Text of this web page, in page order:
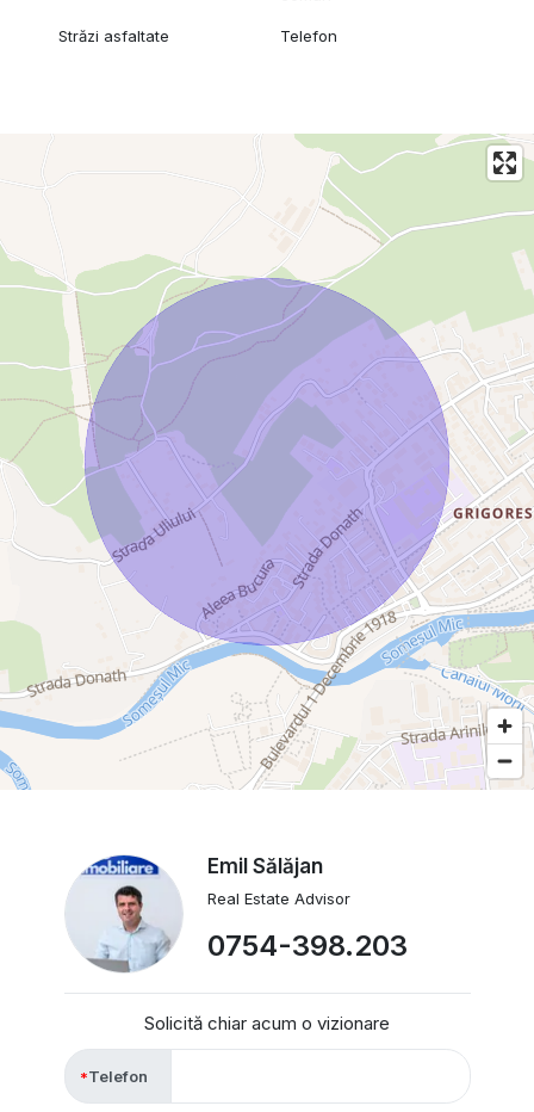
Străzi asfaltate Telefon
Emil Sălăjan
Real Estate Advisor
0754-398.203
Solicită chiar acum o vizionare
Telefon